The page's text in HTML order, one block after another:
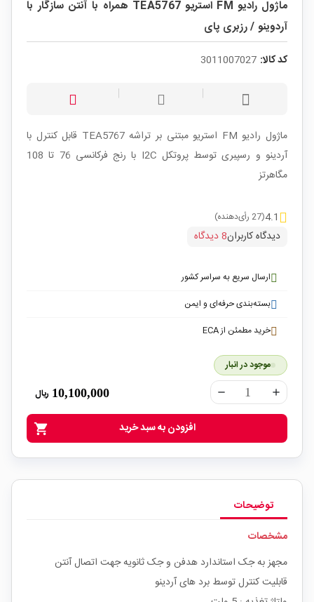
ماژول رادیو FM استریو TEA5767 همراه با آنتن سازگار با
آردوینو / رزبری پای
کد کالا: 3011007027
ماژول رادیو FM استریو مبتنی بر تراشه TEA5767 قابل کنترل با
آردینو و رسپبری توسط پروتکل I2C با رنج فرکانسی 76 تا 108
مگاهرتز
4.1(27 رأی‌دهنده)
دیدگاه کاربران8 دیدگاه
ارسال سریع به سراسر کشور
بسته‌بندی حرفه‌ای و ایمن
خرید مطمئن از ECA
موجود در انبار
remove add
10,100,000 ریال
shopping_cart افزودن به سبد خرید
توضیحات
مشخصات
مجهز به جک استاندارد هدفن و جک ثانویه جهت اتصال آنتن
قابلیت کنترل توسط برد های آردینو